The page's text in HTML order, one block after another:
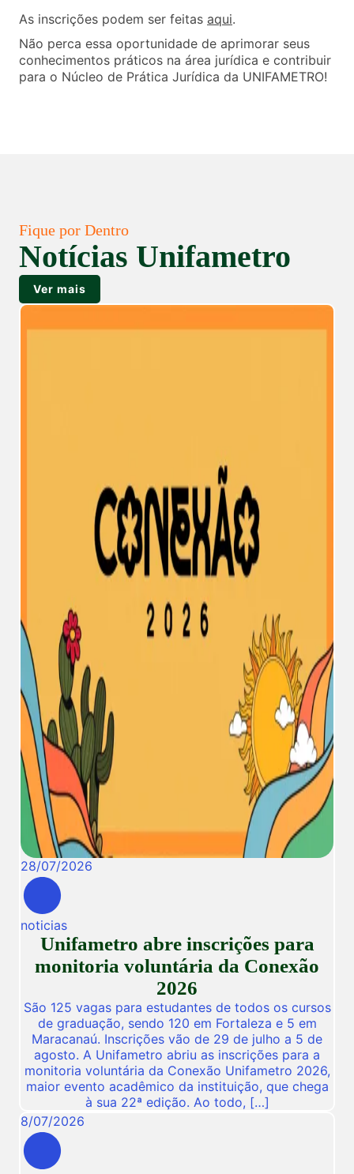
As inscrições podem ser feitas aqui.
Não perca essa oportunidade de aprimorar seus
conhecimentos práticos na área jurídica e contribuir
para o Núcleo de Prática Jurídica da UNIFAMETRO!
Fique por Dentro
Notícias Unifametro
Ver mais
28/07/2026
noticias
Unifametro abre inscrições para
monitoria voluntária da Conexão
2026
São 125 vagas para estudantes de todos os cursos
de graduação, sendo 120 em Fortaleza e 5 em
Maracanaú. Inscrições vão de 29 de julho a 5 de
agosto. A Unifametro abriu as inscrições para a
monitoria voluntária da Conexão Unifametro 2026,
maior evento acadêmico da instituição, que chega
à sua 22ª edição. Ao todo, […]
8/07/2026